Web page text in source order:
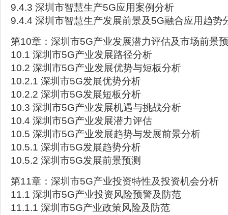
9.4.3 深圳市智慧生产5G应用案例分析
9.4.4 深圳市智慧生产发展前景及5G融合应用趋势
第10章：深圳市5G产业发展潜力评估及市场前景
10.1 深圳市5G产业发展路径分析
10.2 深圳市5G产业发展优势与短板分析
10.2.1 深圳市5G发展优势分析
10.2.2 深圳市5G发展短板分析
10.3 深圳市5G产业发展机遇与挑战分析
10.4 深圳市5G产业发展潜力评估
10.5 深圳市5G产业发展趋势与发展前景分析
10.5.1 深圳市5G发展趋势分析
10.5.2 深圳市5G发展前景预测
第11章：深圳市5G产业投资特性及投资机会分析
11.1 深圳市5G产业投资风险预警及防范
11.1.1 深圳市5G产业政策风险及防范